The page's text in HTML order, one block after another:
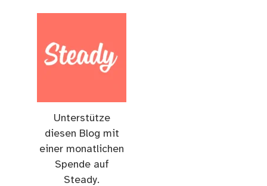
Unterstütze
diesen Blog mit
einer monatlichen
Spende auf
Steady.